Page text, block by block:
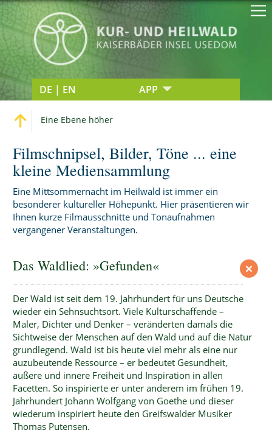
DE | EN APP
Eine Ebene höher
Filmschnipsel, Bilder, Töne ... eine
kleine Mediensammlung
Eine Mittsommernacht im Heilwald ist immer ein
besonderer kultureller Höhepunkt. Hier präsentieren wir
Ihnen kurze Filmausschnitte und Tonaufnahmen
vergangener Veranstaltungen.
Das Waldlied: »Gefunden«
Der Wald ist seit dem 19. Jahrhundert für uns Deutsche
wieder ein Sehnsuchtsort. Viele Kulturschaffende –
Maler, Dichter und Denker – veränderten damals die
Sichtweise der Menschen auf den Wald und auf die Natur
grundlegend. Wald ist bis heute viel mehr als eine nur
auzubeutende Ressource – er bedeutet Gesundheit,
äußere und innere Freiheit und Inspiration in allen
Facetten. So inspirierte er unter anderem im frühen 19.
Jahrhundert Johann Wolfgang von Goethe und dieser
wiederum inspiriert heute den Greifswalder Musiker
Thomas Putensen.